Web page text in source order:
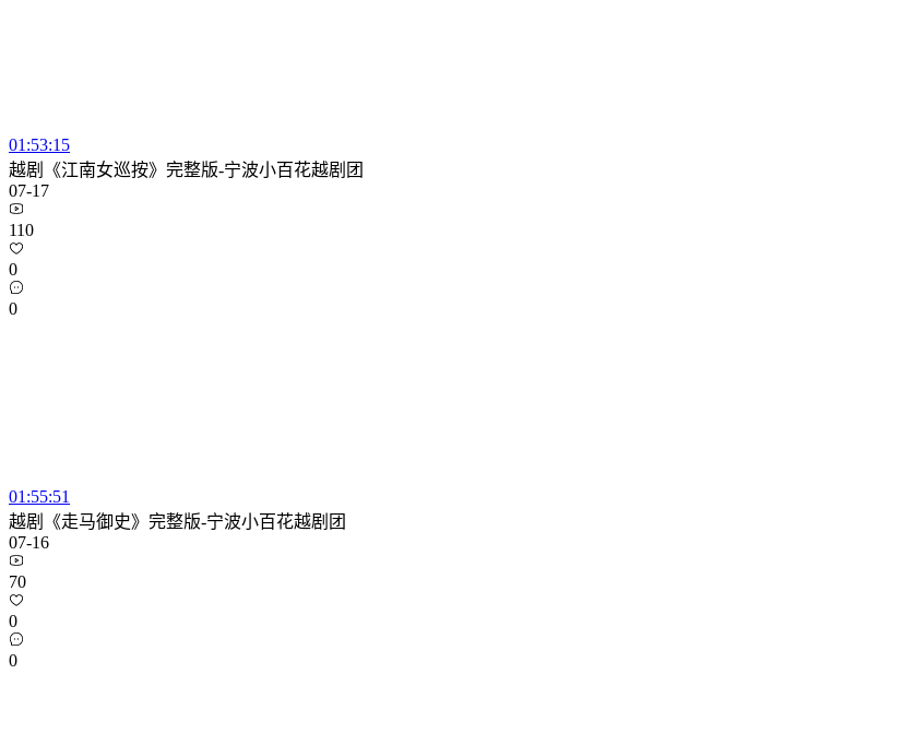
01:53:15
越剧《江南女巡按》完整版-宁波小百花越剧团
07-17
110
0
0
01:55:51
越剧《走马御史》完整版-宁波小百花越剧团
07-16
70
0
0